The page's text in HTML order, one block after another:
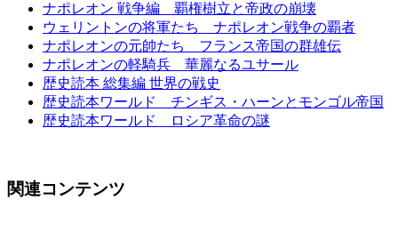
ナポレオン 戦争編 覇権樹立と帝政の崩壊
ウェリントンの将軍たち ナポレオン戦争の覇者
ナポレオンの元帥たち フランス帝国の群雄伝
ナポレオンの軽騎兵 華麗なるユサール
歴史読本 総集編 世界の戦史
歴史読本ワールド チンギス・ハーンとモンゴル帝国
歴史読本ワールド ロシア革命の謎
関連コンテンツ